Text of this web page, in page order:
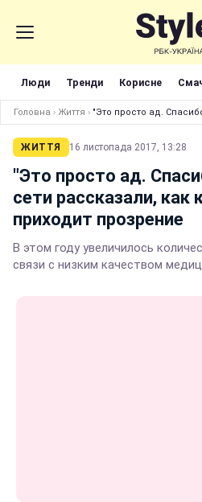
Люди Тренди Корисне
Головна › Життя › "Это просто ад.
ЖИТТЯ 16 листопада 2017, 13:28
"Это просто ад.
сети рассказали,
приходит прозрение
В этом году увеличилось
связи с низким качеством